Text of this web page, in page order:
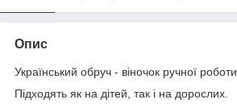
Опис
Український обруч - віночок ручної роботи.
Підходять як на дітей, так і на дорослих.